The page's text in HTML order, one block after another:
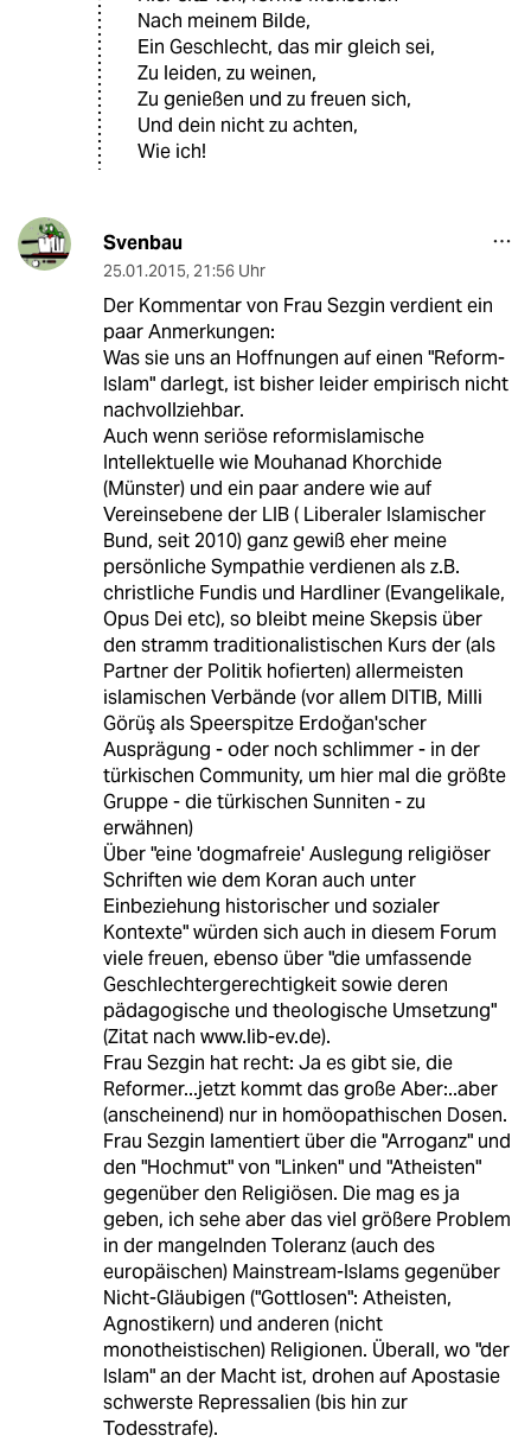
Nach meinem Bilde,
Ein Geschlecht, das mir gleich sei,
Zu leiden, zu weinen,
Zu genießen und zu freuen sich,
Und dein nicht zu achten,
Wie ich!
Svenbau
25.01.2015, 21:56 Uhr
Der Kommentar von Frau Sezgin verdient ein
paar Anmerkungen:
Was sie uns an Hoffnungen auf einen "Reform-
Islam" darlegt, ist bisher leider empirisch nicht
nachvollziehbar.
Auch wenn seriöse reformislamische
Intellektuelle wie Mouhanad Khorchide
(Münster) und ein paar andere wie auf
Vereinsebene der LIB ( Liberaler Islamischer
Bund, seit 2010) ganz gewiß eher meine
persönliche Sympathie verdienen als z.B.
christliche Fundis und Hardliner (Evangelikale,
Opus Dei etc), so bleibt meine Skepsis über
den stramm traditionalistischen Kurs der (als
Partner der Politik hofierten) allermeisten
islamischen Verbände (vor allem DITIB, Milli
Görüş als Speerspitze Erdoğan'scher
Ausprägung - oder noch schlimmer - in der
türkischen Community, um hier mal die größte
Gruppe - die türkischen Sunniten - zu
erwähnen)
Über "eine 'dogmafreie' Auslegung religiöser
Schriften wie dem Koran auch unter
Einbeziehung historischer und sozialer
Kontexte" würden sich auch in diesem Forum
viele freuen, ebenso über "die umfassende
Geschlechtergerechtigkeit sowie deren
pädagogische und theologische Umsetzung"
(Zitat nach www.lib-ev.de).
Frau Sezgin hat recht: Ja es gibt sie, die
Reformer...jetzt kommt das große Aber:..aber
(anscheinend) nur in homöopathischen Dosen.
Frau Sezgin lamentiert über die "Arroganz" und
den "Hochmut" von "Linken" und "Atheisten"
gegenüber den Religiösen. Die mag es ja
geben, ich sehe aber das viel größere Problem
in der mangelnden Toleranz (auch des
europäischen) Mainstream-Islams gegenüber
Nicht-Gläubigen ("Gottlosen": Atheisten,
Agnostikern) und anderen (nicht
monotheistischen) Religionen. Überall, wo "der
Islam" an der Macht ist, drohen auf Apostasie
schwerste Repressalien (bis hin zur
Todesstrafe).